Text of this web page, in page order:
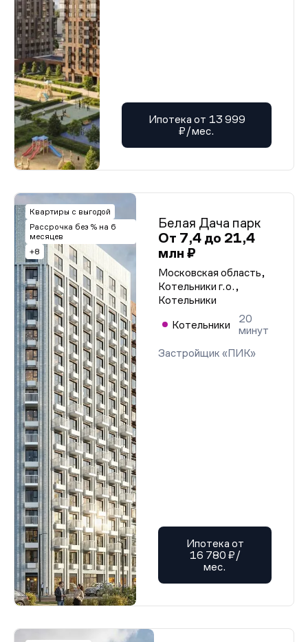
Ипотека от 13 999
₽/мес.
Квартиры с выгодой
Рассрочка без % на 6
месяцев
+8
Белая Дача парк
От 7,4 до 21,4
млн ₽
Московская область,
Котельники г.о.,
Котельники
Котельники
20
минут
Застройщик «ПИК»
Ипотека от
16 780 ₽/
мес.